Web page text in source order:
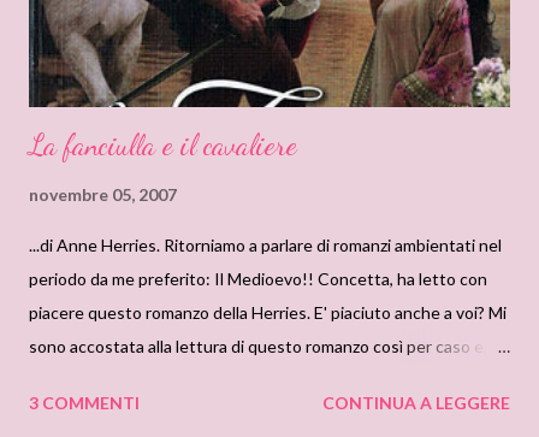
Aidan , altrettanto mass...
La fanciulla e il cavaliere
novembre 05, 2007
...di Anne Herries. Ritorniamo a parlare di romanzi ambientati nel
periodo da me preferito: Il Medioevo!! Concetta, ha letto con
piacere questo romanzo della Herries. E' piaciuto anche a voi? Mi
sono accostata alla lettura di questo romanzo così per caso e, ad
Herries non è una delle autrici più seguita da noi lettrici...
3 COMMENTI CONTINUA A LEGGERE